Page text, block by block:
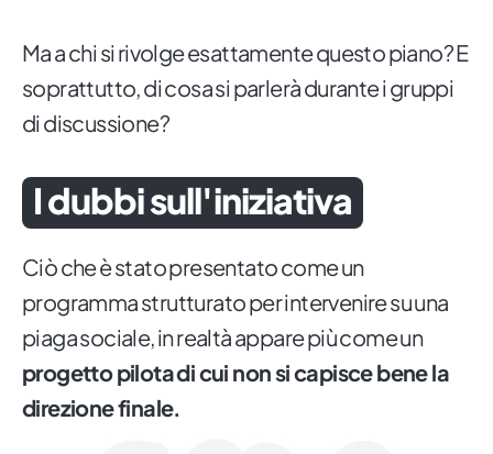
Ma a chi si rivolge esattamente questo piano? E
soprattutto, di cosa si parlerà durante i gruppi
di discussione?
I dubbi sull'iniziativa
Ciò che è stato presentato come un
programma strutturato per intervenire su una
piaga sociale, in realtà appare più come un
progetto pilotadi cui non si capisce bene la
direzione finale.